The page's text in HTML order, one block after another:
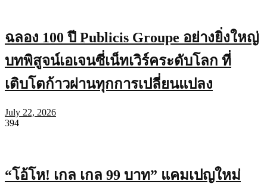
ฉลอง 100 ปี Publicis Groupe อย่างยิ่งใหญ่
บทพิสูจน์เอเจนซี่เน็ทเวิร์คระดับโลก ที่
เติบโตก้าวผ่านทุกการเปลี่ยนแปลง
July 22, 2026
394
“โอ้โห! เกล เกล 99 บาท” แคมเปญใหม่